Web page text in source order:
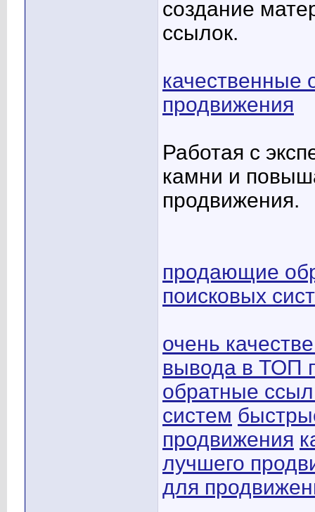
создание
ссылок.
качественные
продвижения
Работая с
камни и
продвижения.
продающие
поисковых
очень
вывода в ТОП
обратные
систем
продвижения
лучшего
для